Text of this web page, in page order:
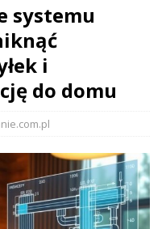
systemu
i
do domu